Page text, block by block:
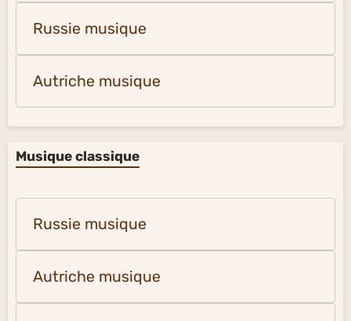
Russie musique
Autriche musique
Musique classique
Russie musique
Autriche musique